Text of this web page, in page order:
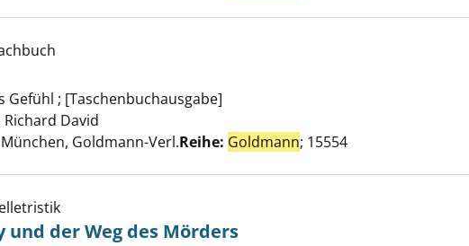
anzeigen
; [Taschenbuchausgabe]
Richard David
München, Goldmann-Verl.Reihe: Goldmann; 15554
und der Weg des Mörders